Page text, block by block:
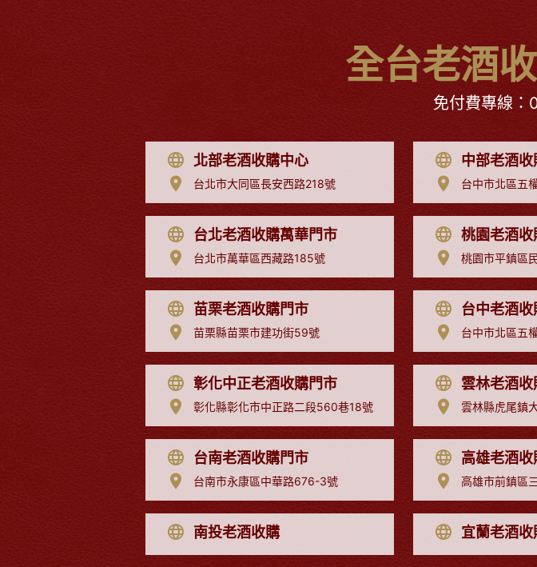
全台老酒
免付費專線：
北部老酒收購中心
台北市大同區長安西路218號
中部老酒收
台中市北區五
台北老酒收購萬華門市
台北市萬華區西藏路185號
桃園老酒收
桃園市平鎮區
苗栗老酒收購門市
苗栗縣苗栗市建功街59號
台中老酒收
台中市北區五
彰化中正老酒收購門市
彰化縣彰化市中正路二段560巷18號
雲林老酒收
雲林縣虎尾鎮
台南老酒收購門市
台南市永康區中華路676-3號
高雄老酒收
高雄市前鎮區
南投老酒收購 宜蘭老酒收